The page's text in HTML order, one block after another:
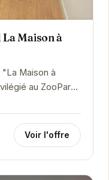
Maison à
Maison à
au ZooParc
des...
Voir l'offre